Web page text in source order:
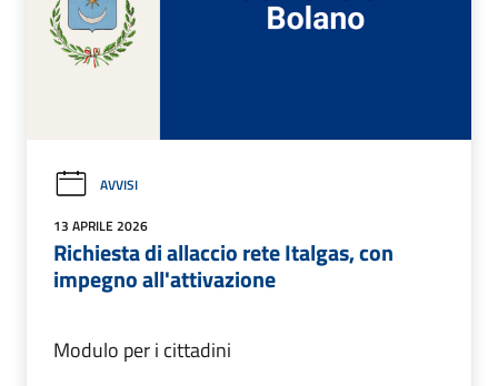
AVVISI
13 APRILE 2026
Richiesta di allaccio rete Italgas, con
impegno all'attivazione
Modulo per i cittadini